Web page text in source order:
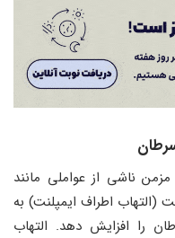
مزمن ناشی از عواملی مانند
(التهاب اطراف ایمپلنت) به
را افزایش دهد. التهاب